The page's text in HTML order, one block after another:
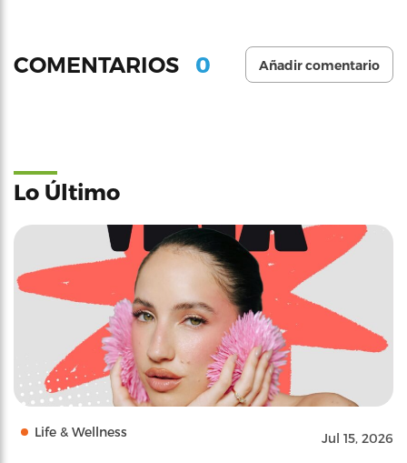
COMENTARIOS 0 Añadir comentario
Lo Último
Life & Wellness Jul 15, 2026